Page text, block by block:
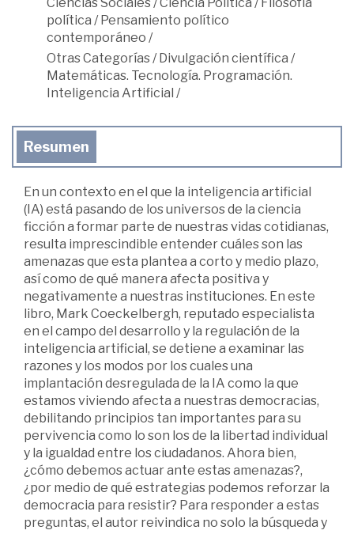
política /Pensamiento político
contemporáneo /
Otras Categorías /Divulgación científica /
Matemáticas. Tecnología. Programación.
Inteligencia Artificial /
Resumen
En un contexto en el que la inteligencia artificial
(IA) está pasando de los universos de la ciencia
ficción a formar parte de nuestras vidas cotidianas,
resulta imprescindible entender cuáles son las
amenazas que esta plantea a corto y medio plazo,
así como de qué manera afecta positiva y
negativamente a nuestras instituciones. En este
libro, Mark Coeckelbergh, reputado especialista
en el campo del desarrollo y la regulación de la
inteligencia artificial, se detiene a examinar las
razones y los modos por los cuales una
implantación desregulada de la IA como la que
estamos viviendo afecta a nuestras democracias,
debilitando principios tan importantes para su
pervivencia como lo son los de la libertad individual
y la igualdad entre los ciudadanos. Ahora bien,
¿cómo debemos actuar ante estas amenazas?,
¿por medio de qué estrategias podemos reforzar la
democracia para resistir? Para responder a estas
preguntas, el autor reivindica no solo la búsqueda y